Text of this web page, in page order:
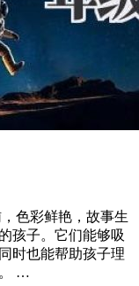
色彩鲜艳，故事生
孩子。它们能够吸
时也能帮助孩子理
…